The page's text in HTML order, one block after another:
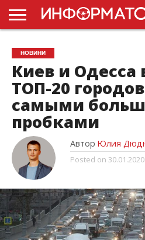
ГОЛОВНА
НОВИНИ
ПДР
УКРАЇНИ
РЕКЛАМА
ПРОЕКТЫ
НОВИНИ
Киев и Одесса
ТОП-20
самыми
пробками
Автор Юлия
Posted on 30.01.2020